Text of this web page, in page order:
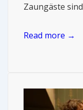
Zaungäste
Read more →